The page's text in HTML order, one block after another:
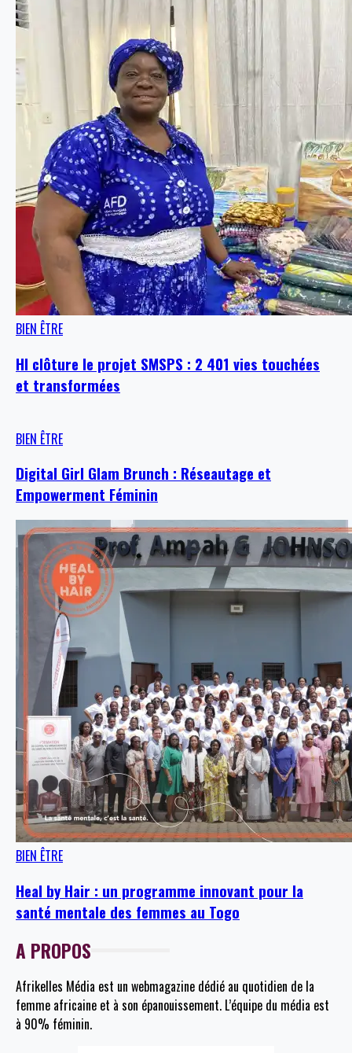
BIEN ÊTRE
HI clôture le projet SMSPS : 2 401 vies touchées
et transformées
BIEN ÊTRE
Digital Girl Glam Brunch : Réseautage et
Empowerment Féminin
BIEN ÊTRE
Heal by Hair : un programme innovant pour la
santé mentale des femmes au Togo
A PROPOS
Afrikelles Média est un webmagazine dédié au quotidien de la
femme africaine et à son épanouissement. L’équipe du média est
à 90% féminin.